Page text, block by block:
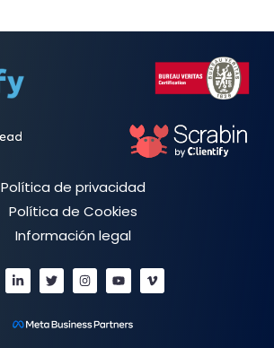
Política de privacidad
Política de Cookies
Información legal